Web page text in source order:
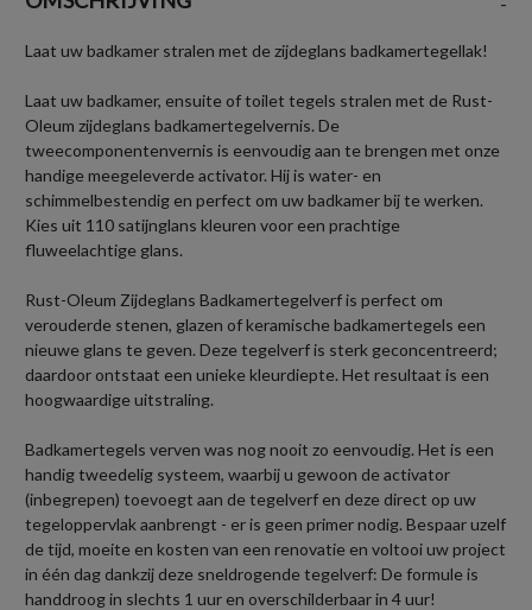
Laat uw badkamer stralen met de zijdeglans badkamertegellak!
Laat uw badkamer, ensuite of toilet tegels stralen met de Rust-
Oleum zijdeglans badkamertegelvernis. De
tweecomponentenvernis is eenvoudig aan te brengen met onze
handige meegeleverde activator. Hij is water- en
schimmelbestendig en perfect om uw badkamer bij te werken.
Kies uit 110 satijnglans kleuren voor een prachtige
fluweelachtige glans.
Rust-Oleum Zijdeglans Badkamertegelverf is perfect om
verouderde stenen, glazen of keramische badkamertegels een
nieuwe glans te geven. Deze tegelverf is sterk geconcentreerd;
daardoor ontstaat een unieke kleurdiepte. Het resultaat is een
hoogwaardige uitstraling.
Badkamertegels verven was nog nooit zo eenvoudig. Het is een
handig tweedelig systeem, waarbij u gewoon de activator
(inbegrepen) toevoegt aan de tegelverf en deze direct op uw
tegeloppervlak aanbrengt - er is geen primer nodig. Bespaar uzelf
de tijd, moeite en kosten van een renovatie en voltooi uw project
in één dag dankzij deze sneldrogende tegelverf: De formule is
handdroog in slechts 1 uur en overschilderbaar in 4 uur!